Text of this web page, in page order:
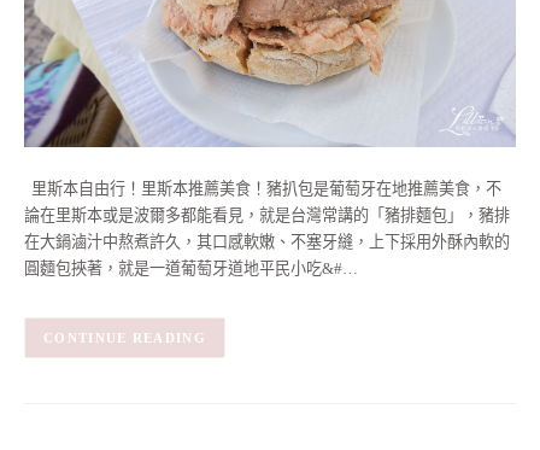
里斯本自由行！里斯本推薦美食！豬扒包是葡萄牙在地推薦美食，不
論在里斯本或是波爾多都能看見，就是台灣常講的「豬排麵包」，豬排
在大鍋滷汁中熬煮許久，其口感軟嫩、不塞牙縫，上下採用外酥內軟的
圓麵包挾著，就是一道葡萄牙道地平民小吃&#…
CONTINUE READING